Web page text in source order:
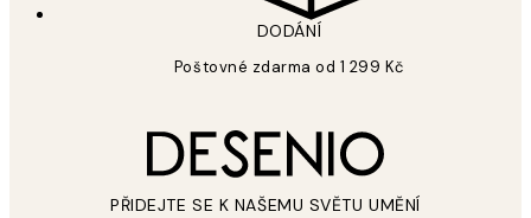
DODÁNÍ
Poštovné zdarma od 1 299 Kč
PŘIDEJTE SE K NAŠEMU SVĚTU UMĚNÍ